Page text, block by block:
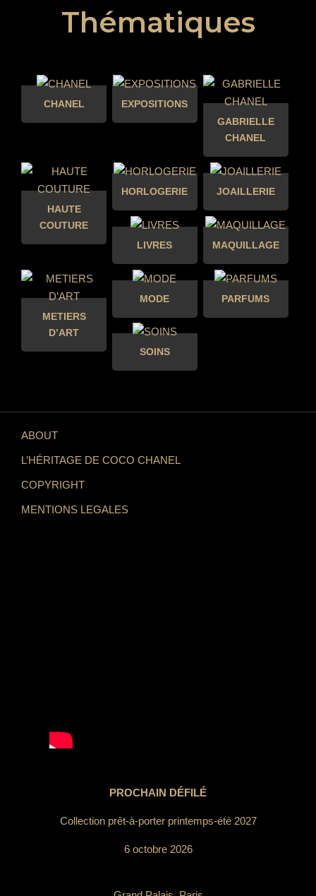
Thématiques
CHANEL
EXPOSITIONS
GABRIELLE
CHANEL
HAUTE
COUTURE
HORLOGERIE JOAILLERIE
LIVRES MAQUILLAGE
METIERS
D’ART
MODE PARFUMS
SOINS
ABOUT
L’HÉRITAGE DE COCO CHANEL
COPYRIGHT
MENTIONS LEGALES
PROCHAIN DÉFILÉ
Collection prêt-à-porter printemps-été 2027
6 octobre 2026